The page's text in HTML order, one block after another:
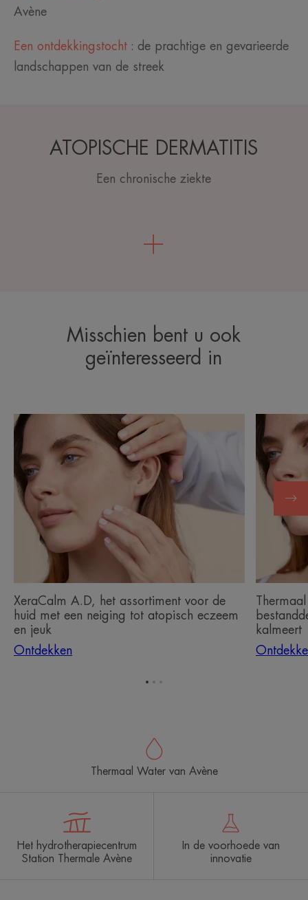
Avène
Een ontdekkingstocht : de prachtige en gevarieerde
landschappen van de streek
ATOPISCHE DERMATITIS
Een chronische ziekte
Misschien bent u ook
geïnteresseerd in
Ontdekken
XeraCalm
A.D,
het
assortiment
voor
neiging
tot
atopisch
eczeem
en
jeuk
XeraCalm A.D, het assortiment voor de
huid met een neiging tot atopisch eczeem
en jeuk
Ontdekken
Thermaal
water
van
Avène,
een
actief
gevoelige
huid
kalmeert
kalmeert
Thermaal Water van Avène
Het hydrotherapiecentrum
Station Thermale Avène
In de voorhoede van
innovatie